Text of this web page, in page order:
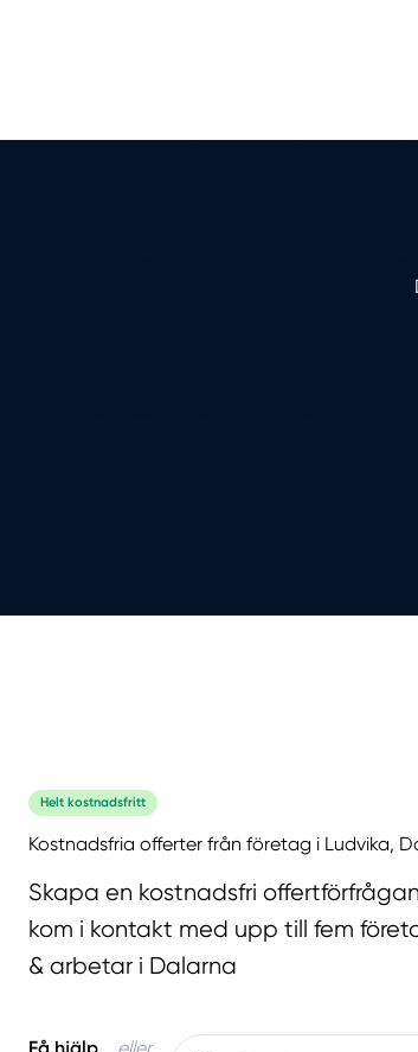
Helt kostnadsfritt
Kostnadsfria offerter från företag i Ludvika,
Skapa en kostnadsfri
kom i kontakt med upp till fem
& arbetar i Dalarna
Få hjälp eller